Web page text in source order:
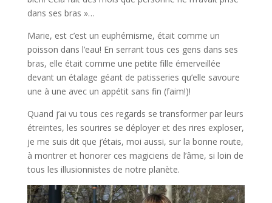
dans ses bras »…
Marie, est c’est un euphémisme, était comme un
poisson dans l’eau! En serrant tous ces gens dans ses
bras, elle était comme une petite fille émerveillée
devant un étalage géant de patisseries qu’elle savoure
une à une avec un appétit sans fin (faim!)!
Quand j’ai vu tous ces regards se transformer par leurs
étreintes, les sourires se déployer et des rires exploser,
je me suis dit que j’étais, moi aussi, sur la bonne route,
à montrer et honorer ces magiciens de l’âme, si loin de
tous les illusionnistes de notre planète.